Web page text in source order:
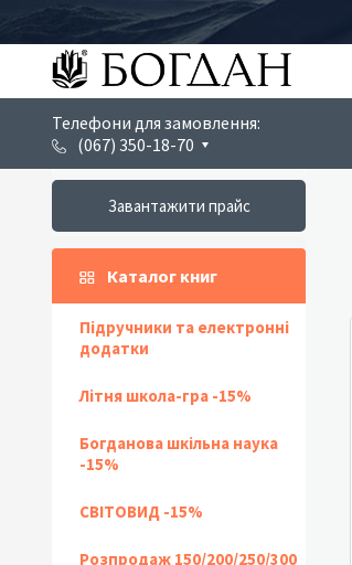
Телефони для замовлення:
(067) 350-18-70
Завантажити прайс
Каталог книг
Підручники та електронні
додатки
Літня школа-гра -15%
Богданова шкільна наука
-15%
СВІТОВИД -15%
Розпродаж 150/200/250/300